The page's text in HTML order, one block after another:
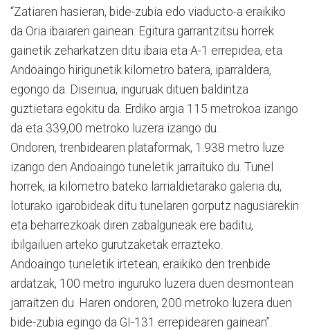
“Zatiaren hasieran, bide-zubia edo viaducto-a eraikiko
da Oria ibaiaren gainean. Egitura garrantzitsu horrek
gainetik zeharkatzen ditu ibaia eta A-1 errepidea, eta
Andoaingo hirigunetik kilometro batera, iparraldera,
egongo da. Diseinua, inguruak dituen baldintza
guztietara egokitu da. Erdiko argia 115 metrokoa izango
da eta 339,00 metroko luzera izango du.
Ondoren, trenbidearen plataformak, 1.938 metro luze
izango den Andoaingo tuneletik jarraituko du. Tunel
horrek, ia kilometro bateko larrialdietarako galeria du,
loturako igarobideak ditu tunelaren gorputz nagusiarekin
eta beharrezkoak diren zabalguneak ere baditu,
ibilgailuen arteko gurutzaketak errazteko.
Andoaingo tuneletik irtetean, eraikiko den trenbide
ardatzak, 100 metro inguruko luzera duen desmontean
jarraitzen du. Haren ondoren, 200 metroko luzera duen
bide-zubia egingo da GI-131 errepidearen gainean”.